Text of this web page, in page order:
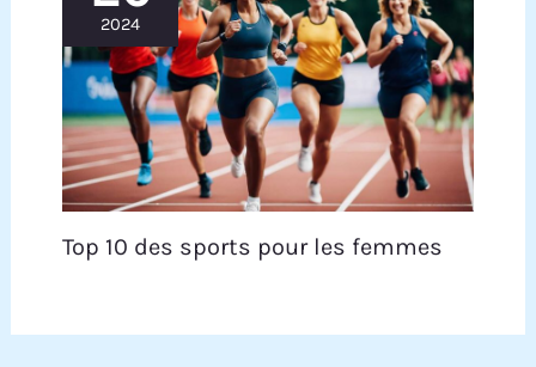
et une politique de retour inconditionnelle. Si
vous avez des questions, n'hésitez pas à nous
contacter. Notre équipe dédiée au service
clientèle est toujours à votre disposition.
2024
Top 10 des sports pour les femmes